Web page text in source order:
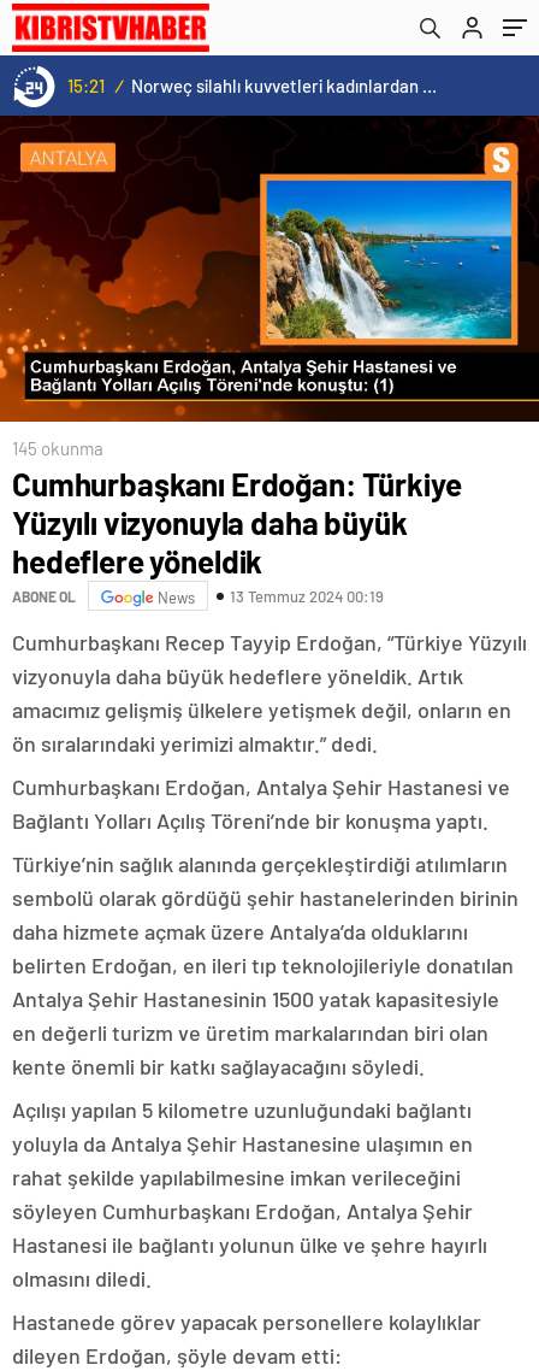
Norweç silahlı kuvvetleri kadınlardan oluşan özel kuvvetler eğitimlerini başlattı.
145 okunma
Cumhurbaşkanı Erdoğan: Türkiye
Yüzyılı vizyonuyla daha büyük
hedeflere yöneldik
ABONE OL News 13 Temmuz 2024 00:19
Cumhurbaşkanı Recep Tayyip Erdoğan, “Türkiye Yüzyılı
vizyonuyla daha büyük hedeflere yöneldik. Artık
amacımız gelişmiş ülkelere yetişmek değil, onların en
ön sıralarındaki yerimizi almaktır.” dedi.
Cumhurbaşkanı Erdoğan, Antalya Şehir Hastanesi ve
Bağlantı Yolları Açılış Töreni’nde bir konuşma yaptı.
Türkiye’nin sağlık alanında gerçekleştirdiği atılımların
sembolü olarak gördüğü şehir hastanelerinden birinin
daha hizmete açmak üzere Antalya’da olduklarını
belirten Erdoğan, en ileri tıp teknolojileriyle donatılan
Antalya Şehir Hastanesinin 1500 yatak kapasitesiyle
en değerli turizm ve üretim markalarından biri olan
kente önemli bir katkı sağlayacağını söyledi.
Açılışı yapılan 5 kilometre uzunluğundaki bağlantı
yoluyla da Antalya Şehir Hastanesine ulaşımın en
rahat şekilde yapılabilmesine imkan verileceğini
söyleyen Cumhurbaşkanı Erdoğan, Antalya Şehir
Hastanesi ile bağlantı yolunun ülke ve şehre hayırlı
olmasını diledi.
Hastanede görev yapacak personellere kolaylıklar
dileyen Erdoğan, şöyle devam etti: